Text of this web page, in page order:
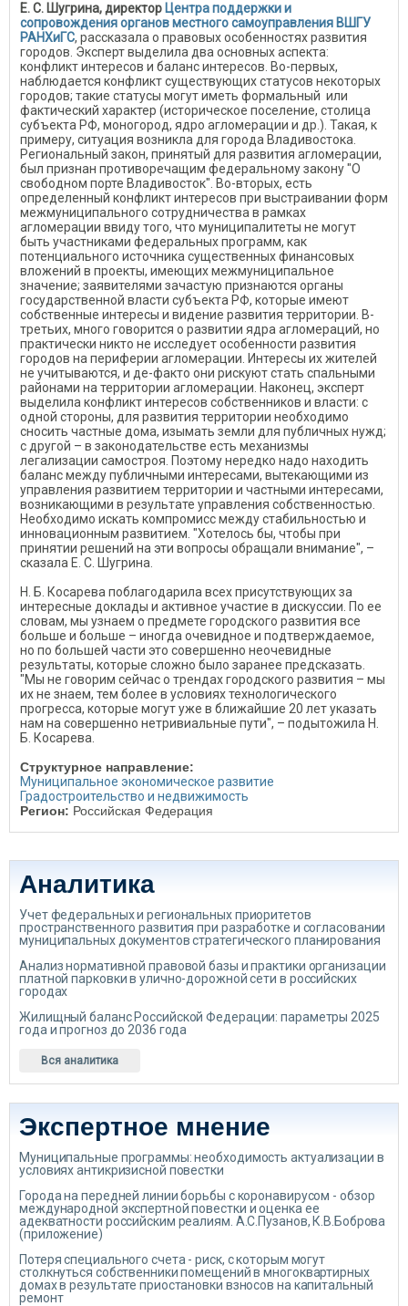
Е. С. Шугрина, директор Центра поддержки и
сопровождения органов местного самоуправления ВШГУ
РАНХиГС, рассказала о правовых особенностях развития
городов. Эксперт выделила два основных аспекта:
конфликт интересов и баланс интересов. Во-первых,
наблюдается конфликт существующих статусов некоторых
городов; такие статусы могут иметь формальный или
фактический характер (историческое поселение, столица
субъекта РФ, моногород, ядро агломерации и др.). Такая, к
примеру, ситуация возникла для города Владивостока.
Региональный закон, принятый для развития агломерации,
был признан противоречащим федеральному закону "О
свободном порте Владивосток". Во-вторых, есть
определенный конфликт интересов при выстраивании форм
межмуниципального сотрудничества в рамках
агломерации ввиду того, что муниципалитеты не могут
быть участниками федеральных программ, как
потенциального источника существенных финансовых
вложений в проекты, имеющих межмуниципальное
значение; заявителями зачастую признаются органы
государственной власти субъекта РФ, которые имеют
собственные интересы и видение развития территории. В-
третьих, много говорится о развитии ядра агломераций, но
практически никто не исследует особенности развития
городов на периферии агломерации. Интересы их жителей
не учитываются, и де-факто они рискуют стать спальными
районами на территории агломерации. Наконец, эксперт
выделила конфликт интересов собственников и власти: с
одной стороны, для развития территории необходимо
сносить частные дома, изымать земли для публичных нужд;
с другой – в законодательстве есть механизмы
легализации самостроя. Поэтому нередко надо находить
баланс между публичными интересами, вытекающими из
управления развитием территории и частными интересами,
возникающими в результате управления собственностью.
Необходимо искать компромисс между стабильностью и
инновационным развитием. "Хотелось бы, чтобы при
принятии решений на эти вопросы обращали внимание", –
сказала Е. С. Шугрина.
Н. Б. Косарева поблагодарила всех присутствующих за
интересные доклады и активное участие в дискуссии. По ее
словам, мы узнаем о предмете городского развития все
больше и больше – иногда очевидное и подтверждаемое,
но по большей части это совершенно неочевидные
результаты, которые сложно было заранее предсказать.
"Мы не говорим сейчас о трендах городского развития – мы
их не знаем, тем более в условиях технологического
прогресса, которые могут уже в ближайшие 20 лет указать
нам на совершенно нетривиальные пути", – подытожила Н.
Б. Косарева.
Структурное направление:
Муниципальное экономическое развитие
Градостроительство и недвижимость
Регион: Российская Федерация
Аналитика
Учет федеральных и региональных приоритетов
пространственного развития при разработке и согласовании
муниципальных документов стратегического планирования
Анализ нормативной правовой базы и практики организации
платной парковки в улично-дорожной сети в российских
городах
Жилищный баланс Российской Федерации: параметры 2025
года и прогноз до 2036 года
Вся аналитика
Экспертное мнение
Муниципальные программы: необходимость актуализации в
условиях антикризисной повестки
Города на передней линии борьбы с коронавирусом - обзор
международной экспертной повестки и оценка ее
адекватности российским реалиям. А.С.Пузанов, К.В.Боброва
(приложение)
Потеря специального счета - риск, с которым могут
столкнуться собственники помещений в многоквартирных
домах в результате приостановки взносов на капитальный
ремонт